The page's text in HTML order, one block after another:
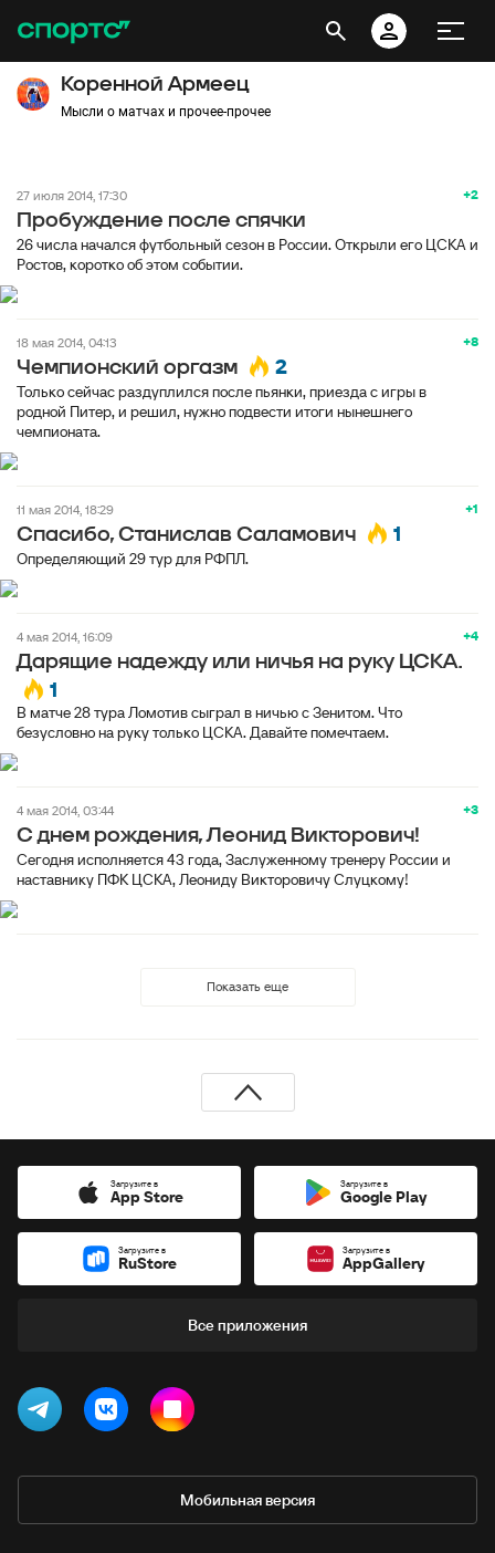
Коренной Армеец
Мысли о матчах и прочее-прочее
+2
27 июля 2014, 17:30
Пробуждение после спячки
26 числа начался футбольный сезон в России. Открыли его ЦСКА и
Ростов, коротко об этом событии.
+8
18 мая 2014, 04:13
Чемпионский оргазм 2
Только сейчас раздуплился после пьянки, приезда с игры в
родной Питер, и решил, нужно подвести итоги нынешнего
чемпионата.
+1
11 мая 2014, 18:29
Спасибо, Станислав Саламович 1
Определяющий 29 тур для РФПЛ.
+4
4 мая 2014, 16:09
Дарящие надежду или ничья на руку ЦСКА.
1
В матче 28 тура Ломотив сыграл в ничью с Зенитом. Что
безусловно на руку только ЦСКА. Давайте помечтаем.
+3
4 мая 2014, 03:44
С днем рождения, Леонид Викторович!
Сегодня исполняется 43 года, Заслуженному тренеру России и
наставнику ПФК ЦСКА, Леониду Викторовичу Слуцкому!
Показать еще
Загрузите в
App Store
Загрузите в
Google Play
Загрузите в
RuStore
Загрузите в
AppGallery
Все приложения
Мобильная версия